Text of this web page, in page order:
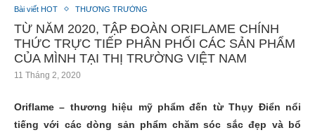
Bài viết HOT THƯƠNG TRƯỜNG
TỪ NĂM 2020, TẬP ĐOÀN ORIFLAME CHÍNH
THỨC TRỰC TIẾP PHÂN PHỐI CÁC SẢN PHẨM
CỦA MÌNH TẠI THỊ TRƯỜNG VIỆT NAM
11 Tháng 2, 2020
Oriflame – thương hiệu mỹ phẩm đến từ Thụy Điển nổi
tiếng với các dòng sản phẩm chăm sóc sắc đẹp và bổ